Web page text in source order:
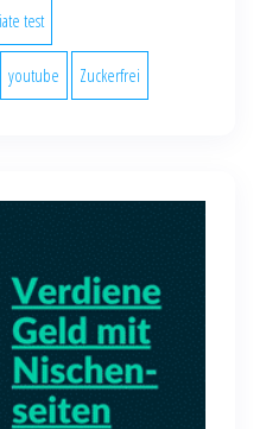
test
youtube Zuckerfrei